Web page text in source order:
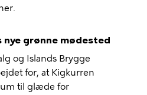
nye grønne mødested
og Islands Brygge
for, at Kigkurren
til glæde for